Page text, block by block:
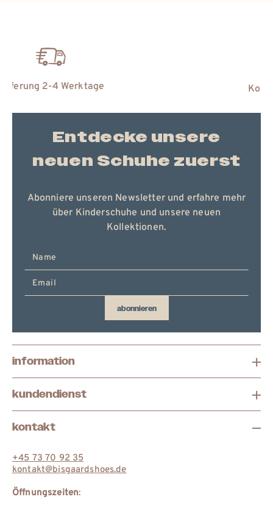
Kostenloser Umtausch
Entdecke unsere
neuen Schuhe zuerst
Abonniere unseren Newsletter und erfahre mehr
über Kinderschuhe und unsere neuen
Kollektionen.
hier
abonnieren
information
kundendienst
kontakt
+45 73 70 92 35
kontakt@bisgaardshoes.de
Öffnungszeiten: